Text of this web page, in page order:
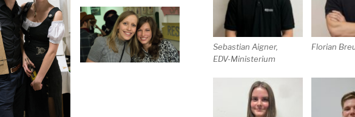
Sebastian Aigner,
EDV-Ministerium
Florian